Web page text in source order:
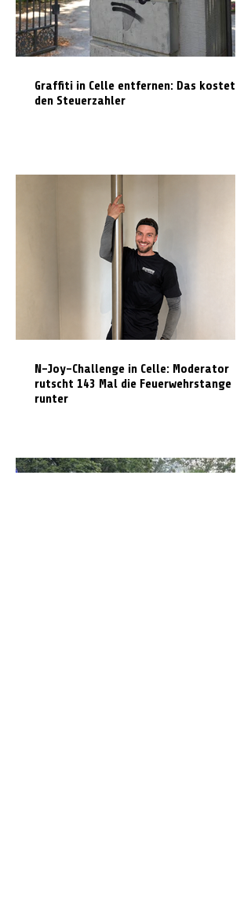
Graffiti in Celle entfernen: Das kostet es
den Steuerzahler
N-Joy-Challenge in Celle: Moderator
rutscht 143 Mal die Feuerwehrstange
runter